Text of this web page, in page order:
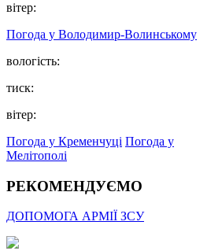
вітер:
Погода у Володимир-Волинському
вологість:
тиск:
вітер:
Погода у Кременчуці Погода у
Мелітополі
РЕКОМЕНДУЄМО
ДОПОМОГА АРМІЇ ЗСУ